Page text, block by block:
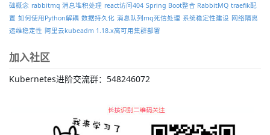
础概念 rabbitmq 消息堆积处理 react访问404 Spring Boot整合 RabbitMQ traefik配
置 如何使用Python解耦 数据持久化 消息队列mq死信处理 系统稳定性建设 网络隔离
运维稳定性 阿里云kubeadm 1.18.x高可用集群部署
加入社区
Kubernetes进阶交流群：548246072